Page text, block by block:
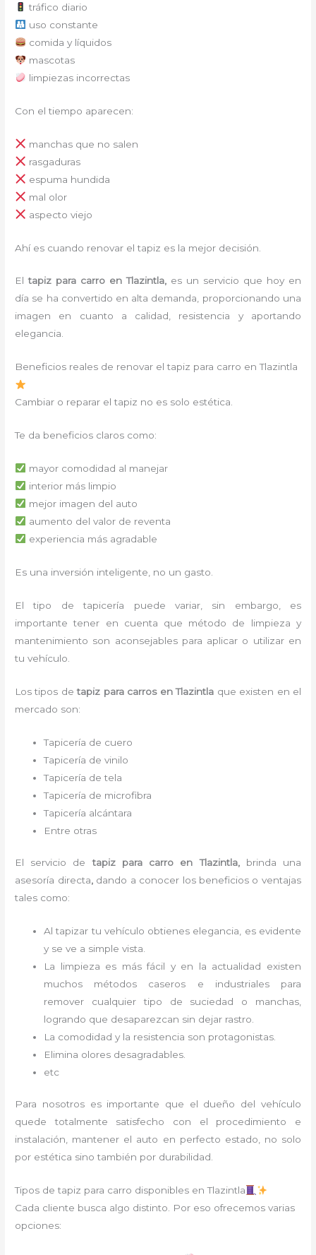
tráfico diario
uso constante
comida y líquidos
mascotas
limpiezas incorrectas
Con el tiempo aparecen:
manchas que no salen
rasgaduras
espuma hundida
mal olor
aspecto viejo
Ahí es cuando renovar el tapiz es la mejor decisión.
El tapiz para carro en Tlazintla, es un servicio que hoy en
día se ha convertido en alta demanda, proporcionando una
imagen en cuanto a calidad, resistencia y aportando
elegancia.
Beneficios reales de renovar el tapiz para carro en Tlazintla
Cambiar o reparar el tapiz no es solo estética.
Te da beneficios claros como:
mayor comodidad al manejar
interior más limpio
mejor imagen del auto
aumento del valor de reventa
experiencia más agradable
Es una inversión inteligente, no un gasto.
El tipo de tapicería puede variar, sin embargo, es
importante tener en cuenta que método de limpieza y
mantenimiento son aconsejables para aplicar o utilizar en
tu vehículo.
Los tipos detapiz para carrosen Tlazintla que existen en el
mercado son:
Tapicería de cuero
Tapicería de vinilo
Tapicería de tela
Tapicería de microfibra
Tapicería alcántara
Entre otras
El servicio detapiz para carro en Tlazintla, brinda una
asesoría directa, dando a conocer los beneficios o ventajas
tales como:
Al tapizar tu vehículo obtienes elegancia, es evidente
y se ve a simple vista.
La limpieza es más fácil y en la actualidad existen
muchos métodos caseros e industriales para
remover cualquier tipo de suciedad o manchas,
logrando que desaparezcan sin dejar rastro.
La comodidad y la resistencia son protagonistas.
Elimina olores desagradables.
etc
Para nosotros es importante que el dueño del vehículo
quede totalmente satisfecho con el procedimiento e
instalación, mantener el auto en perfecto estado, no solo
por estética sino también por durabilidad.
Tipos de tapiz para carro disponibles en Tlazintla
Cada cliente busca algo distinto. Por eso ofrecemos varias
opciones: